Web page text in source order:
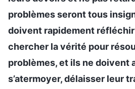
problèmes seront tous
doivent rapidement
chercher la vérité pour
problèmes, et ils ne doivent
s’atermoyer, délaisser leur